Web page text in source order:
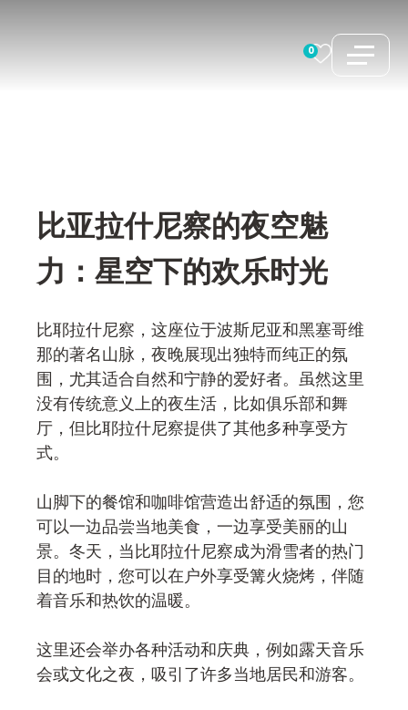
0
比亚拉什尼察的夜空魅
力：星空下的欢乐时光
比耶拉什尼察，这座位于波斯尼亚和黑塞哥维
那的著名山脉，夜晚展现出独特而纯正的氛
围，尤其适合自然和宁静的爱好者。虽然这里
没有传统意义上的夜生活，比如俱乐部和舞
厅，但比耶拉什尼察提供了其他多种享受方
式。
山脚下的餐馆和咖啡馆营造出舒适的氛围，您
可以一边品尝当地美食，一边享受美丽的山
景。冬天，当比耶拉什尼察成为滑雪者的热门
目的地时，您可以在户外享受篝火烧烤，伴随
着音乐和热饮的温暖。
这里还会举办各种活动和庆典，例如露天音乐
会或文化之夜，吸引了许多当地居民和游客。